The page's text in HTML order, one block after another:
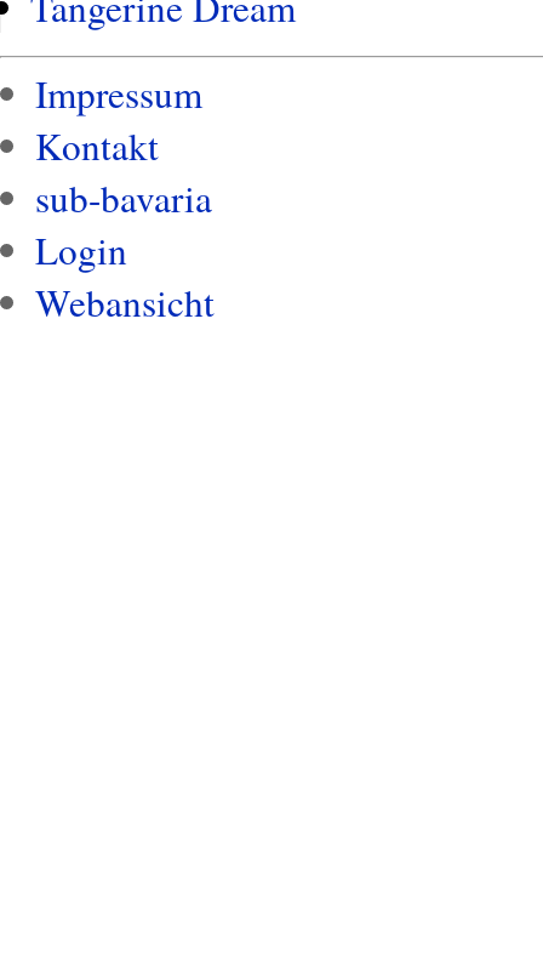
Impressum
Kontakt
sub-bavaria
Login
Webansicht